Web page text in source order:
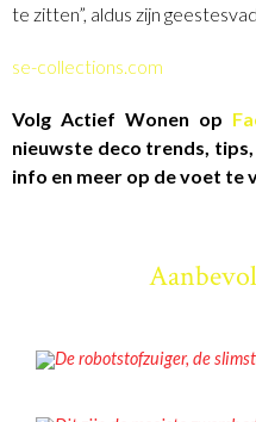
te zitten”, aldus zijn
se-collections.com
Volg Actief Wonen op
nieuwste deco trends,
info en meer op de voet te